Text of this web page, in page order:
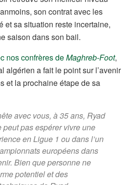
son contrat avec les
et sa situation reste incertaine,
saison dans son bail.
nos confrères deMaghreb-Foot,
algérien a fait le point sur l’avenir
et la prochaine étape de sa
avec vous, à 35 ans, Ryad
pas espérer vivre une
en Ligue 1 ou dans l’un
européens dans
Bien que personne ne
potentiel et des